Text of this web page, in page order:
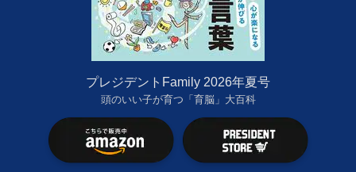
プレジデントFamily 2026年夏号
頭のいい子が育つ「育脳」大百科